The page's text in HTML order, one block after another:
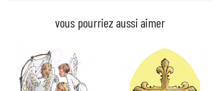
vous pourriez aussi aimer